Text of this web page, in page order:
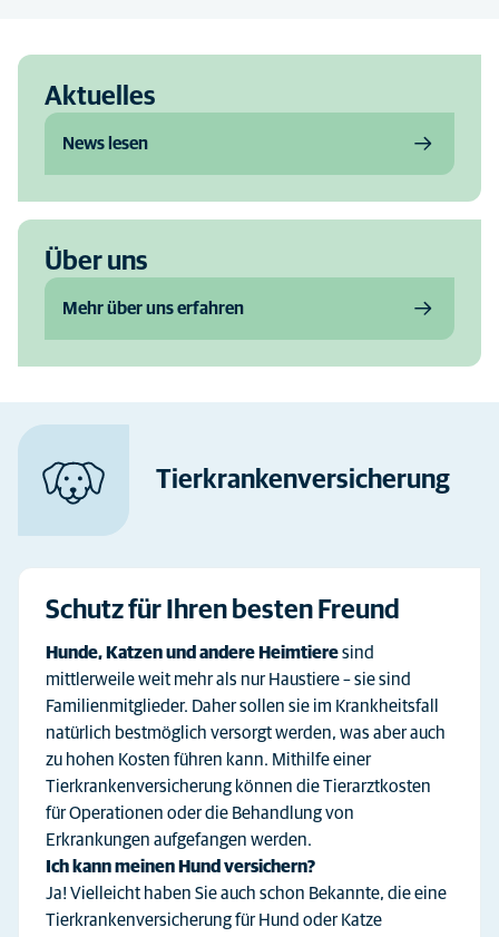
Aktuelles
News lesen
Über uns
Mehr über uns erfahren
Tierkranken­versicherung
Schutz für Ihren besten Freund
Hunde, Katzen und andere Heimtieresind
mittlerweile weit mehr als nur Haustiere – sie sind
Familienmitglieder. Daher sollen sie im Krankheitsfall
natürlich bestmöglich versorgt werden, was aber auch
zu hohen Kosten führen kann. Mithilfe einer
Tierkrankenversicherung können die Tierarztkosten
für Operationen oder die Behandlung von
Erkrankungen aufgefangen werden.
Ich kann meinen Hund versichern?
Ja! Vielleicht haben Sie auch schon Bekannte, die eine
Tierkrankenversicherung für Hund oder Katze